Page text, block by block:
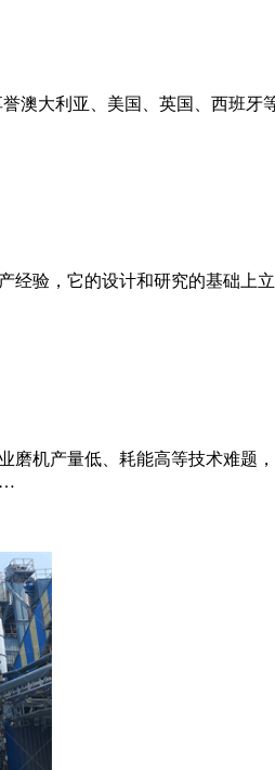
澳大利亚、美国、英国、西班
经验，它的设计和研究的基础
磨机产量低、耗能高等技术难
…